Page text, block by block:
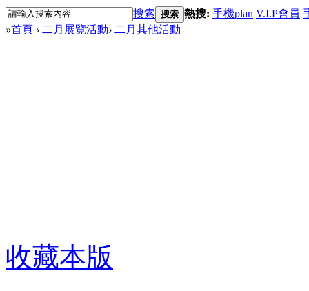
搜索 搜索 熱搜: 手機plan V.I.P會員
»首頁 › 二月展覽活動› 二月其他活動
收藏本版